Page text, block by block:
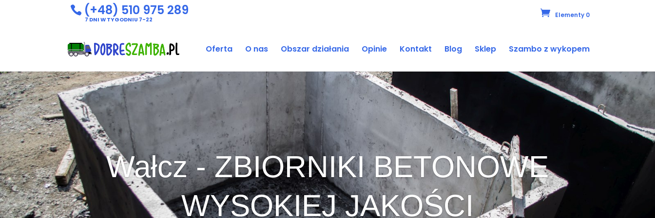
(+48) 510 975 289
7 DNI W TYGODNIU 7-22
Elementy 0
Oferta O nas Obszar działania Opinie Kontakt Blog Sklep Szambo z wykopem
Wałcz - ZBIORNIKI BETONOWE
WYSOKIEJ JAKOŚCI